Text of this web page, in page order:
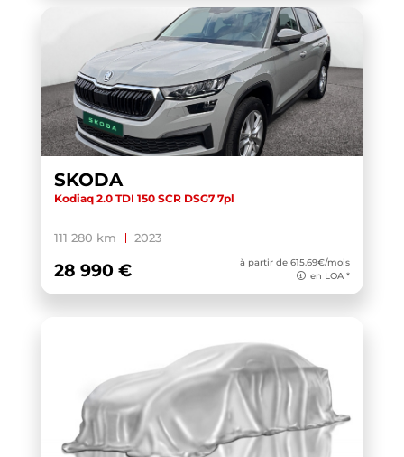
TRANSPORTER FOURGON (1)
TRANSPORTER VAN (5)
TUCSON (1)
TUCSON BUSINESS (1)
V60 BUSINESS (1)
WRANGLER (1)
X-TRAIL (1)
XC40 (1)
SKODA
Kodiaq 2.0 TDI 150 SCR DSG7 7pl
111 280 km 2023
28 990 €
à partir de 615.69€/mois
en LOA *